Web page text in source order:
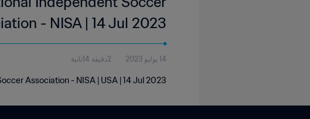
- NISA | 14 Jul 2023
14 يوليو 2023 2دقيقة 14ثانية
Association - NISA | USA | 14 Jul 2023